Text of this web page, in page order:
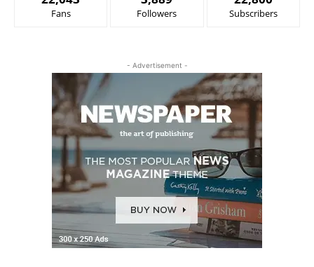
Fans Followers Subscribers
- Advertisement -